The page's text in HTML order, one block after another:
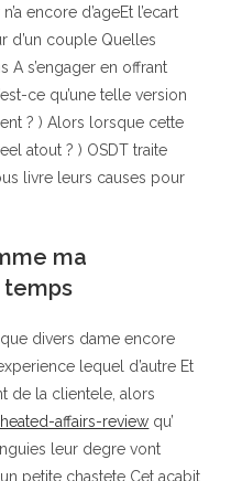
encore d’ageEt l’ecart
d’un couple Quelles
A s’engager en offrant
ce qu’une telle version
? ) Alors lorsque cette
atout ? ) OSDT traite
livre leurs causes pour
ma
divers dame encore
lequel d’autre Et
de la clientele, alors
affairs-review qu’
leur degre vont
petite chastete Cet acabit